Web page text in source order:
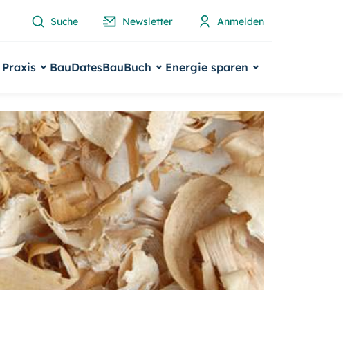
Suche Newsletter Anmelden
Praxis BauDatesBauBuch Energie sparen